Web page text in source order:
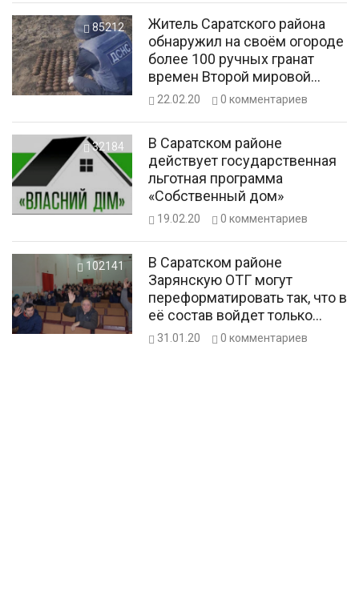
85212
Житель Саратского района
обнаружил на своём огороде
более 100 ручных гранат
времен Второй мировой
войны
22.02.20 0 комментариев
32184
В Саратском районе
действует государственная
льготная программа
«Собственный дом»
19.02.20 0 комментариев
102141
В Саратском районе
Зарянскую ОТГ могут
переформатировать так, что в
её состав войдет только
одно село
31.01.20 0 комментариев